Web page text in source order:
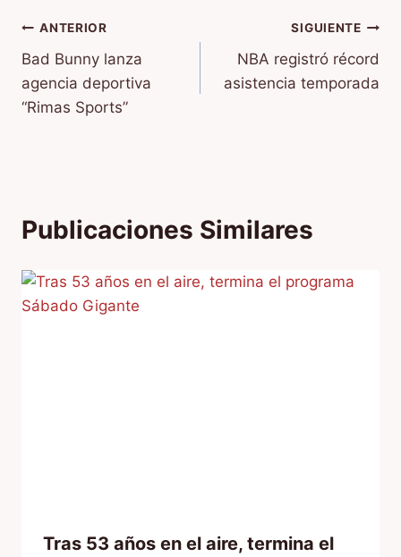
Navegación
de
entradas
ANTERIOR
Bad Bunny lanza
agencia deportiva
“Rimas Sports”
SIGUIENTE
NBA registró récord
asistencia temporada
Publicaciones Similares
Tras 53 años en el aire, termina el